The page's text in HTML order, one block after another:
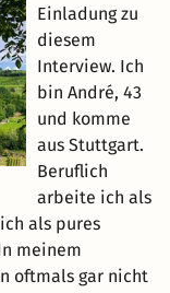
Einladung zu
diesem
Interview. Ich
bin André, 43
und komme
aus Stuttgart.
Beruflich
arbeite ich als
als pures
meinem
oftmals gar nicht